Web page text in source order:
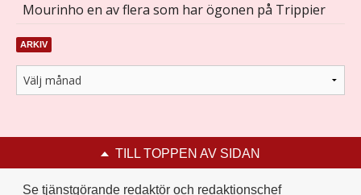
Mourinho en av flera som har ögonen på Trippier
ARKIV
TILL TOPPEN AV SIDAN
Se tjänstgörande redaktör och redaktionschef